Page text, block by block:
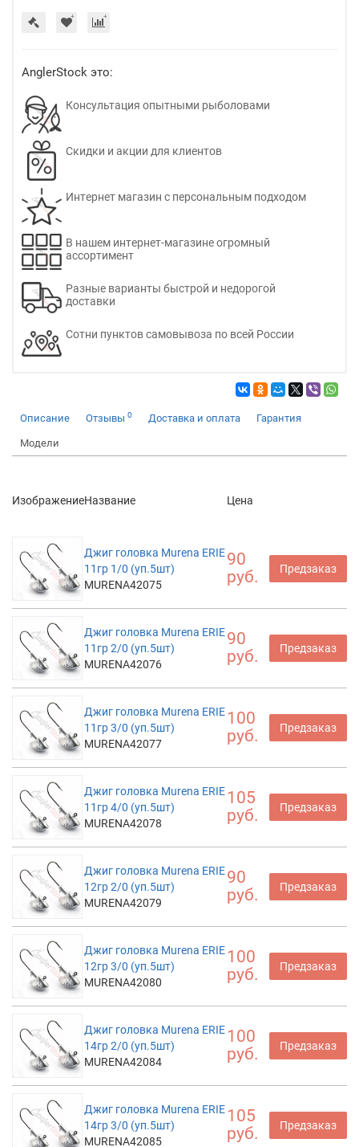
AnglerStock это:
Консультация опытными рыболовами
Скидки и акции для клиентов
Интернет магазин с персональным подходом
В нашем интернет-магазине огромный
ассортимент
Разные варианты быстрой и недорогой
доставки
Сотни пунктов самовывоза по всей России
Описание Отзывы 0 Доставка и оплата Гарантия
Модели
ИзображениеНазвание Цена
Джиг головка Murena ERIE
11гр 1/0 (уп.5шт)
MURENA42075
90
руб.
Предзаказ
Джиг головка Murena ERIE
11гр 2/0 (уп.5шт)
MURENA42076
90
руб.
Предзаказ
Джиг головка Murena ERIE
11гр 3/0 (уп.5шт)
MURENA42077
100
руб.
Предзаказ
Джиг головка Murena ERIE
11гр 4/0 (уп.5шт)
MURENA42078
105
руб.
Предзаказ
Джиг головка Murena ERIE
12гр 2/0 (уп.5шт)
MURENA42079
90
руб.
Предзаказ
Джиг головка Murena ERIE
12гр 3/0 (уп.5шт)
MURENA42080
100
руб.
Предзаказ
Джиг головка Murena ERIE
14гр 2/0 (уп.5шт)
MURENA42084
100
руб.
Предзаказ
Джиг головка Murena ERIE
14гр 3/0 (уп.5шт)
MURENA42085
105
руб.
Предзаказ